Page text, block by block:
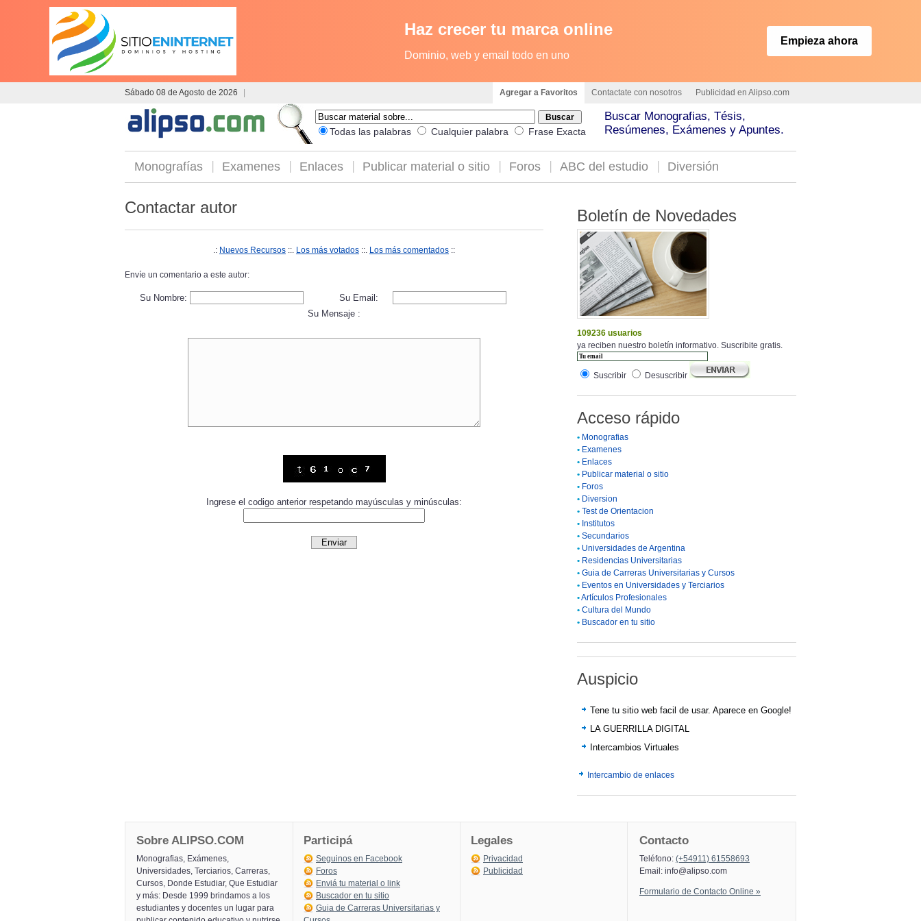
Haz crecer tu marca online
Dominio, web y email todo en uno
Empieza ahora
Sábado 08 de Agosto de 2026 Agregar a Favoritos Contactate con nosotros Publicidad en Alipso.com
Todas las palabras Cualquier palabra Frase Exacta
Buscar Monografias, Tésis,
Resúmenes, Exámenes y Apuntes.
Monografías Examenes Enlaces Publicar material o sitio Foros ABC del estudio Diversión
Contactar autor
.: Nuevos Recursos ::. Los más votados ::. Los más comentados ::
Envíe un comentario a este autor:
Su Nombre:
Su Email:
Su Mensaje :
Ingrese el codigo anterior respetando mayúsculas y minúsculas:
Boletín de Novedades
109236 usuarios
ya reciben nuestro boletín informativo. Suscribite gratis.
Suscribir Desuscribir
Acceso rápido
• Monografias
• Examenes
• Enlaces
• Publicar material o sitio
• Foros
• Diversion
• Test de Orientacion
• Institutos
• Secundarios
• Universidades de Argentina
• Residencias Universitarias
• Guia de Carreras Universitarias y Cursos
• Eventos en Universidades y Terciarios
•Artículos Profesionales
• Cultura del Mundo
• Buscador en tu sitio
Auspicio
Tene tu sitio web facil de usar. Aparece en Google!
LA GUERRILLA DIGITAL
Intercambios Virtuales
Intercambio de enlaces
Sobre ALIPSO.COM
Monografias, Exámenes,
Universidades, Terciarios, Carreras,
Cursos, Donde Estudiar, Que Estudiar
y más: Desde 1999 brindamos a los
estudiantes y docentes un lugar para
Participá
Seguinos en Facebook
Foros
Enviá tu material o link
Buscador en tu sitio
Guia de Carreras Universitarias y
Legales
Privacidad
Publicidad
Contacto
Teléfono: (+54911) 61558693
Email: info@alipso.com
Formulario de Contacto Online »